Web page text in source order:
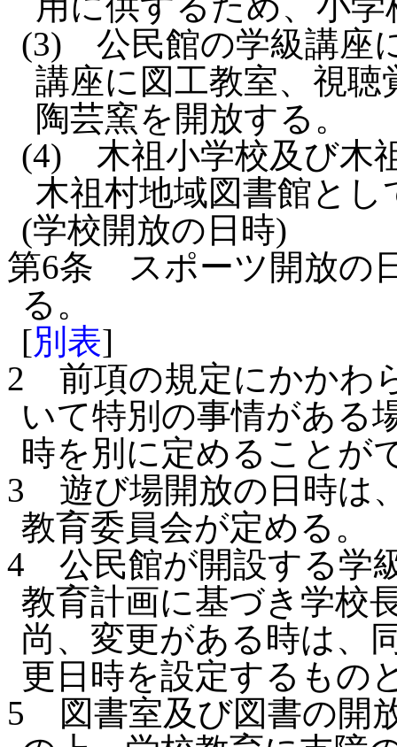
(3) 公民館の学級講座
講座に図工教室、視
陶芸窯を開放する。
(4) 木祖小学校及び木
木祖村地域図書館と
(学校開放の日時)
第6条
スポーツ開放の
る。
[別表]
2 前項の規定にかかわ
いて特別の事情がある
時を別に定めることが
3 遊び場開放の日時は
教育委員会が定める。
4 公民館が開設する学
教育計画に基づき学校
尚、変更がある時は、
更日時を設定するもの
5
図書室及び図書の開